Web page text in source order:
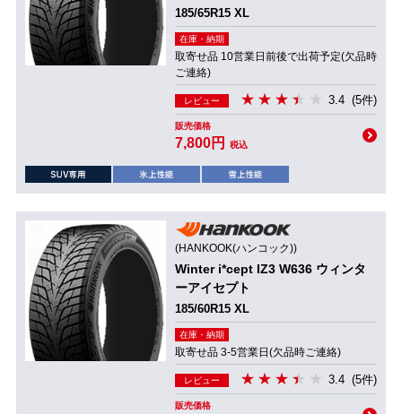
185/65R15 XL
在庫・納期
取寄せ品 10営業日前後で出荷予定(欠品時
ご連絡)
レビュー 3.4 (5件)
販売価格
7,800円 税込
(HANKOOK(ハンコック))
Winter i*cept IZ3 W636 ウィンタ
ーアイセプト
185/60R15 XL
在庫・納期
取寄せ品 3-5営業日(欠品時ご連絡)
レビュー 3.4 (5件)
販売価格